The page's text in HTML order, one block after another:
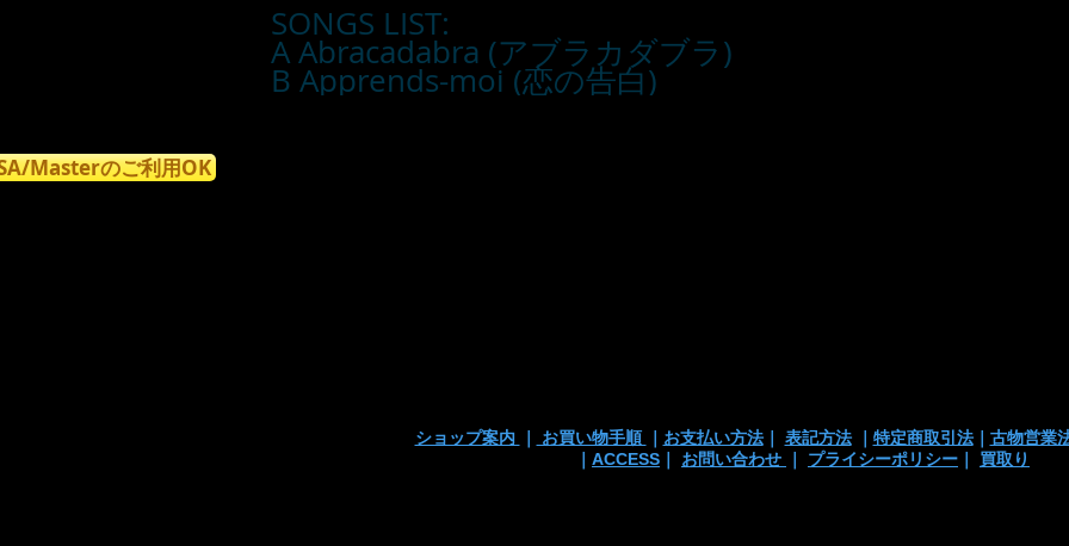
SONGS LIST:
A Abracadabra (アブラカダブラ)
B Apprends-moi (恋の告白)
Masterのご利用OK
ショップ案内 お買い物手順 お支払い方法｜ 表記方法｜ 特定商取引法｜ 古物営業
ACCESS お問い合わせ プライシーポリシー 買取り